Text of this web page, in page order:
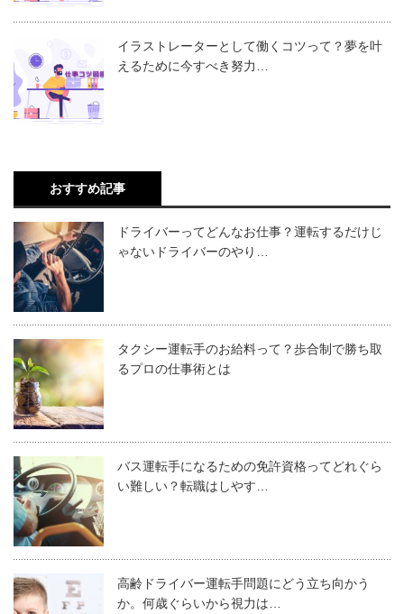
イラストレーターとして働くコツって？夢を叶
えるために今すべき努力…
おすすめ記事
ドライバーってどんなお仕事？運転するだけじ
ゃないドライバーのやり…
タクシー運転手のお給料って？歩合制で勝ち取
るプロの仕事術とは
バス運転手になるための免許資格ってどれぐら
い難しい？転職はしやす…
高齢ドライバー運転手問題にどう立ち向かう
か。何歳ぐらいから視力は…